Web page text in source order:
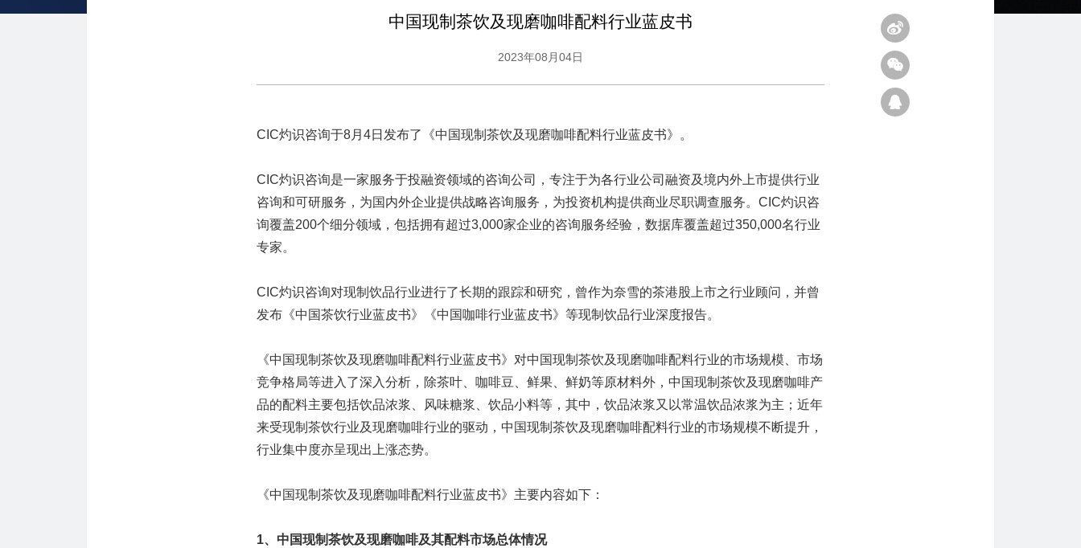
中国现制茶饮及现磨咖啡配料行业蓝皮书
2023年08月04日
CIC灼识咨询于8月4日发布了《中国现制茶饮及现磨咖啡配料行业蓝皮书》。
CIC灼识咨询是一家服务于投融资领域的咨询公司，专注于为各行业公司融资及境内外上市提供行业
咨询和可研服务，为国内外企业提供战略咨询服务，为投资机构提供商业尽职调查服务。CIC灼识咨
询覆盖200个细分领域，包括拥有超过3,000家企业的咨询服务经验，数据库覆盖超过350,000名行业
专家。
CIC灼识咨询对现制饮品行业进行了长期的跟踪和研究，曾作为奈雪的茶港股上市之行业顾问，并曾
发布《中国茶饮行业蓝皮书》《中国咖啡行业蓝皮书》等现制饮品行业深度报告。
《中国现制茶饮及现磨咖啡配料行业蓝皮书》对中国现制茶饮及现磨咖啡配料行业的市场规模、市场
竞争格局等进入了深入分析，除茶叶、咖啡豆、鲜果、鲜奶等原材料外，中国现制茶饮及现磨咖啡产
品的配料主要包括饮品浓浆、风味糖浆、饮品小料等，其中，饮品浓浆又以常温饮品浓浆为主；近年
来受现制茶饮行业及现磨咖啡行业的驱动，中国现制茶饮及现磨咖啡配料行业的市场规模不断提升，
行业集中度亦呈现出上涨态势。
《中国现制茶饮及现磨咖啡配料行业蓝皮书》主要内容如下：
1、中国现制茶饮及现磨咖啡及其配料市场总体情况